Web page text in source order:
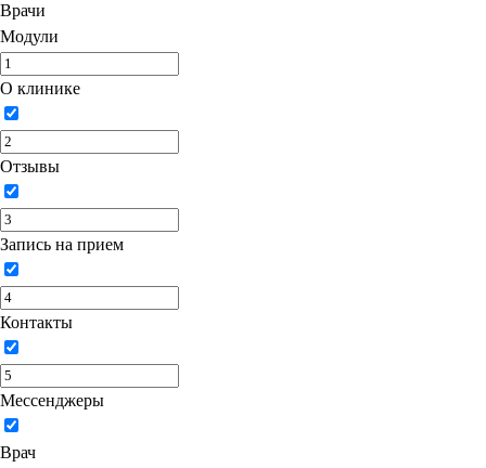
Врачи
Модули
О клинике
Отзывы
Запись на прием
Контакты
Мессенджеры
Врач